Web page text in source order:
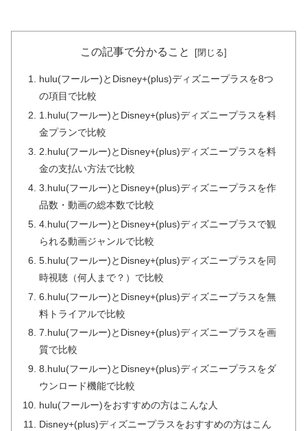
この記事で分かること
hulu(フールー)とDisney+(plus)ディズニープラスを8つ
の項目で比較
1.hulu(フールー)とDisney+(plus)ディズニープラスを料
金プランで比較
2.hulu(フールー)とDisney+(plus)ディズニープラスを料
金の支払い方法で比較
3.hulu(フールー)とDisney+(plus)ディズニープラスを作
品数・動画の総本数で比較
4.hulu(フールー)とDisney+(plus)ディズニープラスで観
られる動画ジャンルで比較
5.hulu(フールー)とDisney+(plus)ディズニープラスを同
時視聴（何人まで？）で比較
6.hulu(フールー)とDisney+(plus)ディズニープラスを無
料トライアルで比較
7.hulu(フールー)とDisney+(plus)ディズニープラスを画
質で比較
8.hulu(フールー)とDisney+(plus)ディズニープラスをダ
ウンロード機能で比較
hulu(フールー)をおすすめの方はこんな人
Disney+(plus)ディズニープラスをおすすめの方はこん